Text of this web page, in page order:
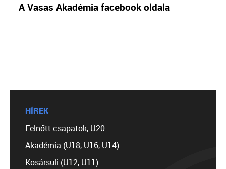
A Vasas Akadémia facebook oldala
HÍREK
Felnőtt csapatok, U20
Akadémia (U18, U16, U14)
Kosársuli (U12, U11)